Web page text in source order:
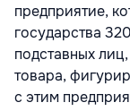
предприятие,
государства
подставных
товара,
с этим